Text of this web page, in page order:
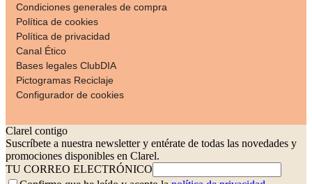
Condiciones generales de compra
Política de cookies
Política de privacidad
Canal Ético
Bases legales ClubDIA
Pictogramas Reciclaje
Configurador de cookies
Clarel contigo
Suscríbete a nuestra newsletter y entérate de todas las novedades y
promociones disponibles en Clarel.
TU CORREO ELECTRÓNICO